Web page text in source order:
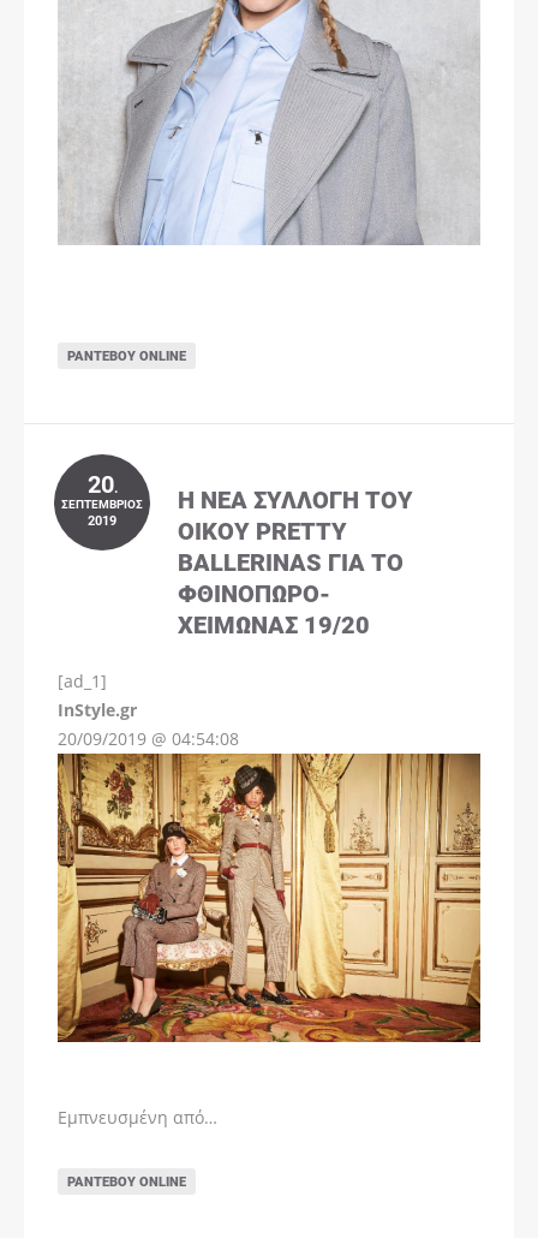
ΡΑΝΤΕΒΟΎ ONLINE
20.
ΣΕΠΤΈΜΒΡΙΟΣ
2019
Η ΝΈΑ ΣΥΛΛΟΓΉ ΤΟΥ
ΟΊΚΟΥ PRETTY
BALLERINAS ΓΙΑ ΤΟ
ΦΘΙΝΌΠΩΡΟ-
ΧΕΙΜΏΝΑΣ 19/20
[ad_1]
InStyle.gr
20/09/2019 @ 04:54:08
Εμπνευσμένη από…
ΡΑΝΤΕΒΟΎ ONLINE